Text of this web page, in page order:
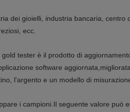
dei gioielli, industria bancaria,
ecc.
tester è il prodotto di
software
l'argento e un modello di
i campioni.Il seguente valore può